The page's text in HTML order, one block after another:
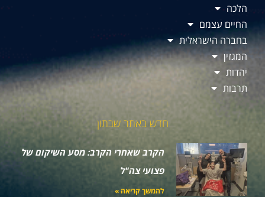
הלכה
החיים עצמם
בחברה הישראלית
המגזין
יהדות
תרבות
חדש באתר שבתון
הקרב שאחרי הקרב: מסע השיקום של
פצועי צה"ל
להמשך קריאה »